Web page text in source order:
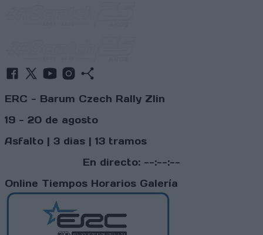
ERC - Barum Czech Rally Zlin
19 - 20 de agosto
Asfalto | 3 dias | 13 tramos
En directo: --:--:--
Online Tiempos Horarios Galería